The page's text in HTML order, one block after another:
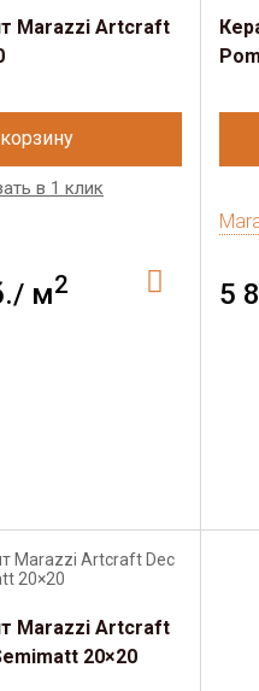
Marazzi Artcraft
в 1 клик
м2 5
Marazzi Artcraft
20×20